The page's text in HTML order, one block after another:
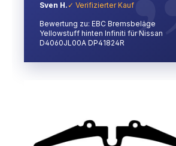
Sven H. ✓ Verifizierter Kauf
Bewertung zu: EBC Bremsbeläge
Yellowstuff hinten Infiniti für Nissan
D4060JL00A DP41824R